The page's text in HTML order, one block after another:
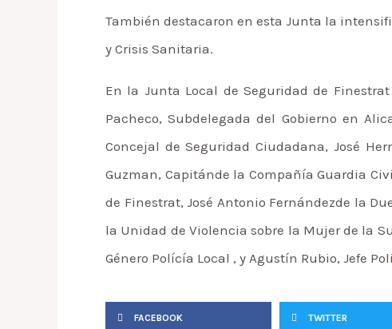
También destacaron en esta Junta la
y Crisis Sanitaria.
En la Junta Local de Seguridad de
Pacheco, Subdelegada del Gobierno en
Concejal de Seguridad Ciudadana, José
Guzman, Capitánde la Compañía Guardia
de Finestrat, José Antonio Fernándezde la
la Unidad de Violencia sobre la Mujer de la
Género Polícía Local , y Agustín Rubio, Jefe
FACEBOOK TWITTER